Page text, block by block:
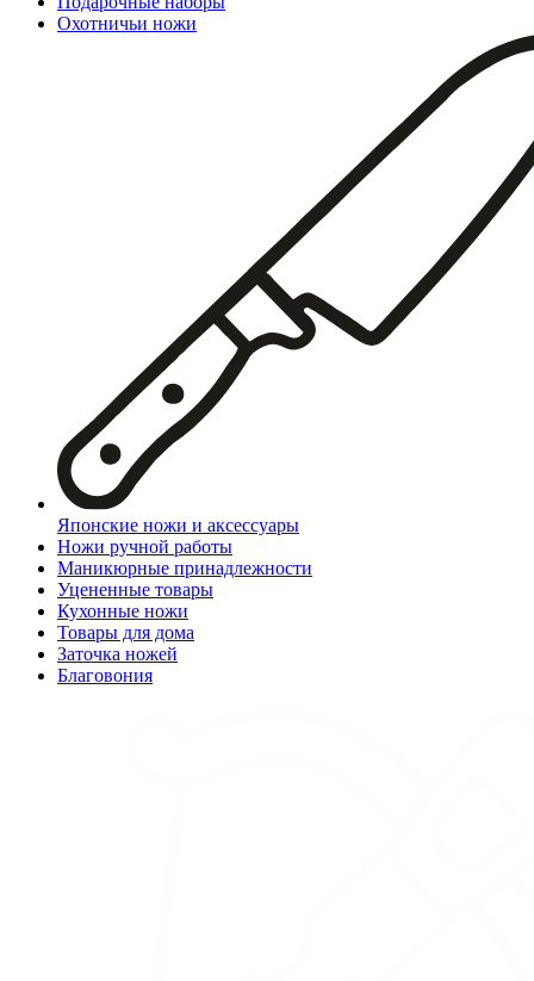
Охотничьи ножи
Японские ножи и аксессуары
Ножи ручной работы
Маникюрные принадлежности
Уцененные товары
Кухонные ножи
Товары для дома
Заточка ножей
Благовония